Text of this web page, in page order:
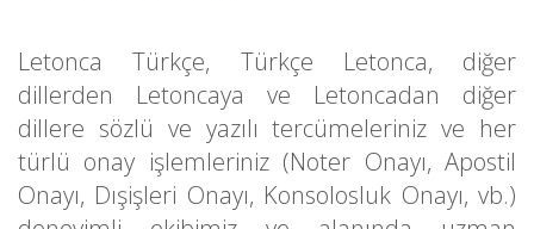
Letonca Türkçe, Türkçe Letonca, diğer
dillerden Letoncaya ve Letoncadan diğer
dillere sözlü ve yazılı tercümeleriniz ve her
türlü onay işlemleriniz (Noter Onayı, Apostil
Onayı, Dışişleri Onayı, Konsolosluk Onayı, vb.)